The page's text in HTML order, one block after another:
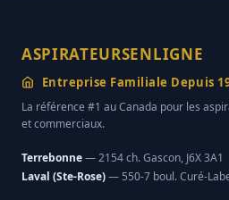
ASPIRATEURSENLIGNE
Entreprise Familiale Depuis
La référence #1 au Canada pour les
et commerciaux.
Terrebonne— 2154 ch. Gascon, J6X 3A1
Laval (Ste-Rose)— 550-7 boul. Curé-